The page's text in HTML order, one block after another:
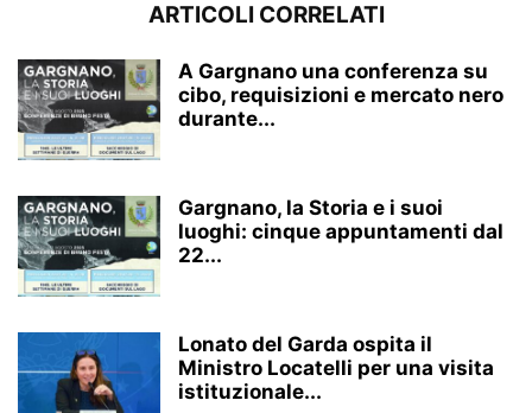
ARTICOLI CORRELATI
A Gargnano una conferenza su
cibo, requisizioni e mercato nero
durante...
Gargnano, la Storia e i suoi
luoghi: cinque appuntamenti dal
22...
Lonato del Garda ospita il
Ministro Locatelli per una visita
istituzionale...